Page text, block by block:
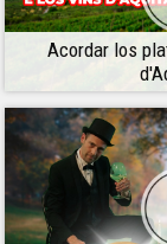
Acordar los